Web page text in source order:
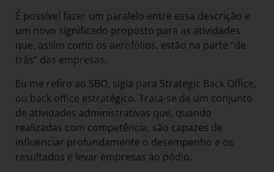
É possível fazer um paralelo entre essa descrição e
um novo significado proposto para as atividades
que, assim como os aerofólios, estão na parte “de
trás” das empresas.
Eu me refiro ao SBO, sigla para Strategic Back Office,
ou back office estratégico. Trata-se de um conjunto
de atividades administrativas que, quando
realizadas com competência, são capazes de
influenciar profundamente o desempenho e os
resultados e levar empresas ao pódio.